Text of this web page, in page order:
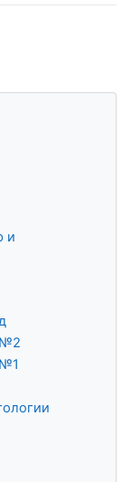
и
№2